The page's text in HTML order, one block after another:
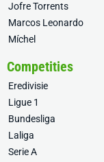
Jofre Torrents
Marcos Leonardo
Míchel
Competities
Eredivisie
Ligue 1
Bundesliga
Laliga
Serie A